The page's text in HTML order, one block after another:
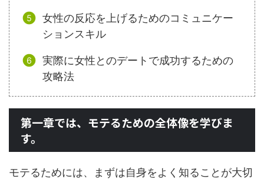
女性の反応を上げるためのコミュニケー
ションスキル
実際に女性とのデートで成功するための
攻略法
第一章では、モテるための全体像を学びま
す。
モテるためには、まずは自身をよく知ることが大切